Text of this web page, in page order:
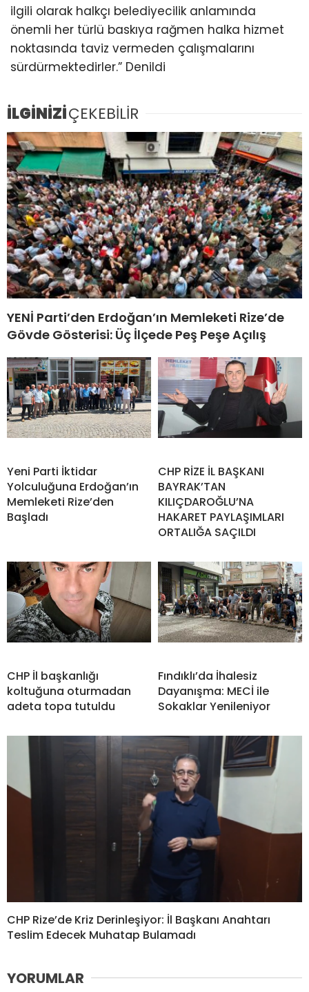
ilgili olarak halkçı belediyecilik anlamında
önemli her türlü baskıya rağmen halka hizmet
noktasında taviz vermeden çalışmalarını
sürdürmektedirler.” Denildi
İLGİNİZİÇEKEBİLİR
YENİ Parti’den Erdoğan’ın Memleketi Rize’de
Gövde Gösterisi: Üç İlçede Peş Peşe Açılış
Yeni Parti İktidar
Yolculuğuna Erdoğan’ın
Memleketi Rize’den
Başladı
CHP RİZE İL BAŞKANI
BAYRAK’TAN
KILIÇDAROĞLU’NA
HAKARET PAYLAŞIMLARI
ORTALIĞA SAÇILDI
CHP İl başkanlığı
koltuğuna oturmadan
adeta topa tutuldu
Fındıklı’da İhalesiz
Dayanışma: MECİ ile
Sokaklar Yenileniyor
CHP Rize’de Kriz Derinleşiyor: İl Başkanı Anahtarı
Teslim Edecek Muhatap Bulamadı
YORUMLAR